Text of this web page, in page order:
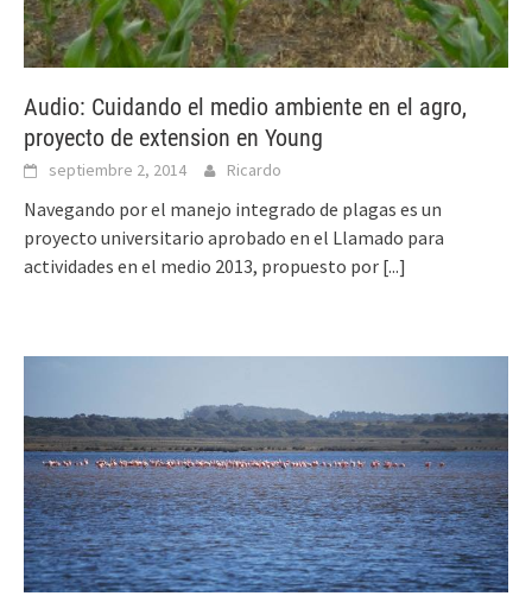
Audio: Cuidando el medio ambiente en el agro,
proyecto de extension en Young
septiembre 2, 2014 Ricardo
Navegando por el manejo integrado de plagas es un
proyecto universitario aprobado en el Llamado para
actividades en el medio 2013, propuesto por [...]